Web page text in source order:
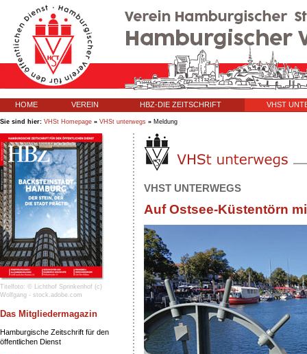
HOME VEREIN HBZ-DIE ZEITSCHRIFT VHST
Sie sind hier: VHSt Homepage » VHSt unterwegs » Meldung
Titelfoto: © Lichthof Sprinkenhof (c)
Wolfgang - stock.adobe.com
Das Mitgliedermagazin
Hamburgische Zeitschrift für den
öffentlichen Dienst
VHST UNTERWEGS
Auf Ostsee-Küstentörn